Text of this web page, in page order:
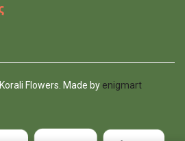
Flowers. Made by enigmart